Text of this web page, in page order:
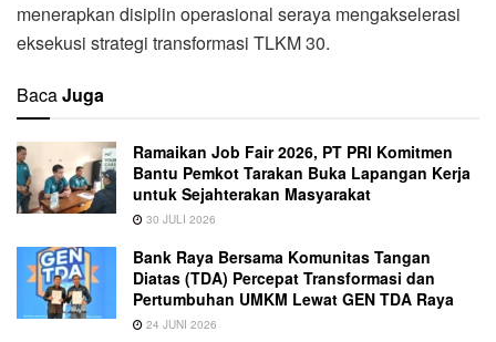
menerapkan disiplin operasional seraya mengakselerasi
eksekusi strategi transformasi TLKM 30.
BacaJuga
Ramaikan Job Fair 2026, PT PRI Komitmen
Bantu Pemkot Tarakan Buka Lapangan Kerja
untuk Sejahterakan Masyarakat
30 JULI 2026
Bank Raya Bersama Komunitas Tangan
Diatas (TDA) Percepat Transformasi dan
Pertumbuhan UMKM Lewat GEN TDA Raya
24 JUNI 2026